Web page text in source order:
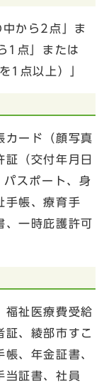
から2点」ま
1点」または
1点以上）」
カード（顔写真
証（交付年月日
スポート、身
手帳、療育手
、一時庇護許可
福祉医療費受給
証、綾部市すこ
、年金証書、
当証書、社員